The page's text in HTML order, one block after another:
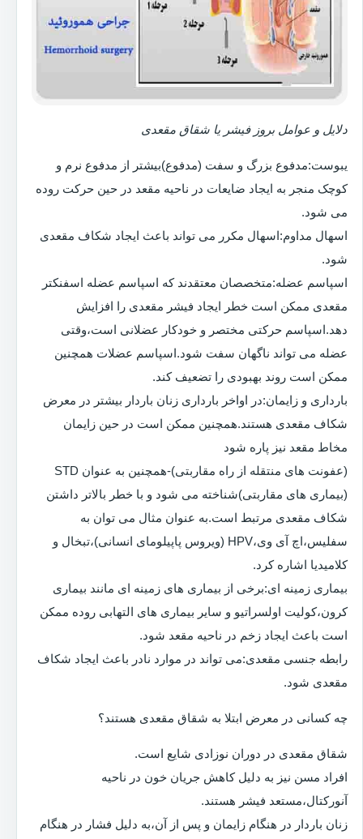
دلایل و عوامل بروز فیشر یا شقاق مقعدی
یبوست:مدفوع بزرگ و سفت (مدفوع)بیشتر از مدفوع نرم و
کوچک منجر به ایجاد ضایعات در ناحیه مقعد در حین حرکت روده
می شود.
اسهال مداوم:اسهال مکرر می تواند باعث ایجاد شکاف مقعدی
شود.
اسپاسم عضله:متخصصان معتقدند که اسپاسم عضله اسفنکتر
مقعدی ممکن است خطر ایجاد فیشر مقعدی را افزایش
دهد.اسپاسم حرکتی مختصر و خودکار عضلانی است،وقتی
عضله می تواند ناگهان سفت شود.اسپاسم عضلات همچنین
ممکن است روند بهبودی را تضعیف کند.
بارداری و زایمان:در اواخر بارداری زنان باردار بیشتر در معرض
شکاف مقعدی هستند.همچنین ممکن است در حین زایمان
مخاط مقعد نیز پاره شود
(عفونت های منتقله از راه مقاربتی)-همچنین به عنوان STD
(بیماری های مقاربتی)شناخته می شود و با خطر بالاتر داشتن
شکاف مقعدی مرتبط است.به عنوان مثال می توان به
سفلیس،اچ آی وی،HPV (ویروس پاپیلومای انسانی)،تبخال و
کلامیدیا اشاره کرد.
بیماری زمینه ای:برخی از بیماری های زمینه ای مانند بیماری
کرون،کولیت اولسراتیو و سایر بیماری های التهابی روده ممکن
است باعث ایجاد زخم در ناحیه مقعد شود.
رابطه جنسی مقعدی:می تواند در موارد نادر باعث ایجاد شکاف
مقعدی شود.
چه کسانی در معرض ابتلا به شقاق مقعدی هستند؟
شقاق مقعدی در دوران نوزادی شایع است.
افراد مسن نیز به دلیل کاهش جریان خون در ناحیه
آنورکتال،مستعد فیشر هستند.
زنان باردار در هنگام زایمان و پس از آن،به دلیل فشار در هنگام